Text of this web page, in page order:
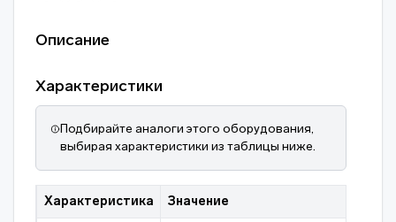
Описание
Характеристики
Подбирайте аналоги этого оборудования,
выбирая характеристики из таблицы ниже.
Характеристика Значение